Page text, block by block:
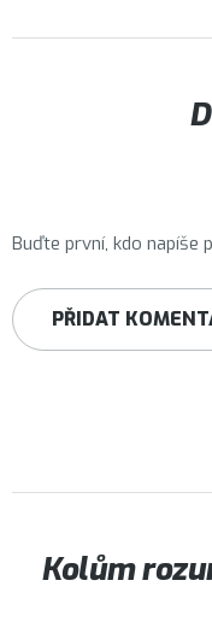
Buďte první, kdo napíše
PŘIDAT
Kolům